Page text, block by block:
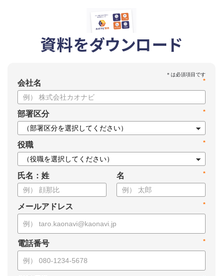
資料をダウンロード
*
会社名
*
部署区分
*
役職
氏名：姓 *
名
*
メールアドレス
*
電話番号